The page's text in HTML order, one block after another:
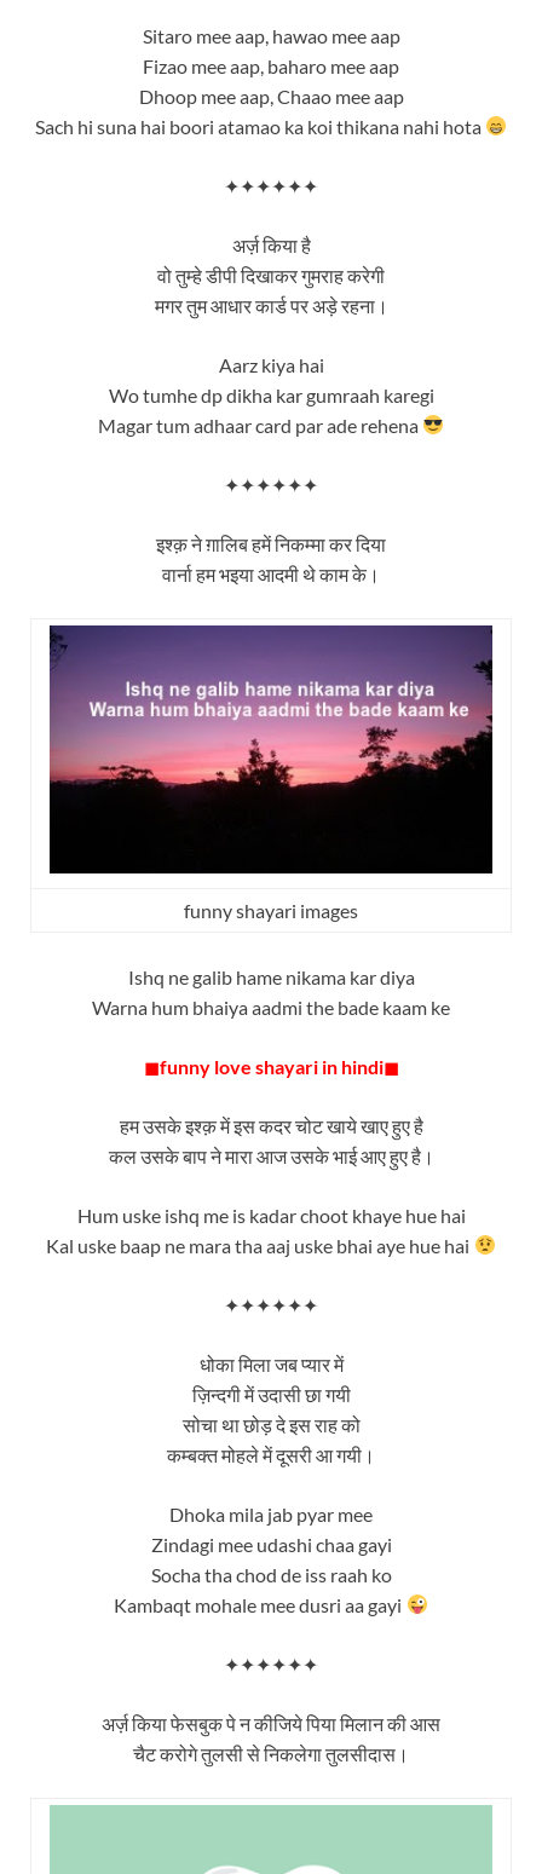
Sitaro mee aap, hawao mee aap
Fizao mee aap, baharo mee aap
Dhoop mee aap, Chaao mee aap
Sach hi suna hai boori atamao ka koi thikana nahi hota
✦✦✦✦✦✦
अर्ज़ किया है
वो तुम्हे डीपी दिखाकर गुमराह करेगी
मगर तुम आधार कार्ड पर अड़े रहना।
Aarz kiya hai
Wo tumhe dp dikha kar gumraah karegi
Magar tum adhaar card par ade rehena
✦✦✦✦✦✦
इश्क़ ने ग़ालिब हमें निकम्मा कर दिया
वार्ना हम भइया आदमी थे काम के।
funny shayari images
Ishq ne galib hame nikama kar diya
Warna hum bhaiya aadmi the bade kaam ke
◼funny love shayari in hindi◼
हम उसके इश्क़ में इस कदर चोट खाये खाए हुए है
कल उसके बाप ने मारा आज उसके भाई आए हुए है।
Hum uske ishq me is kadar choot khaye hue hai
Kal uske baap ne mara tha aaj uske bhai aye hue hai
✦✦✦✦✦✦
धोका मिला जब प्यार में
ज़िन्दगी में उदासी छा गयी
सोचा था छोड़ दे इस राह को
कम्बक्त मोहले में दूसरी आ गयी।
Dhoka mila jab pyar mee
Zindagi mee udashi chaa gayi
Socha tha chod de iss raah ko
Kambaqt mohale mee dusri aa gayi
✦✦✦✦✦✦
अर्ज़ किया फेसबुक पे न कीजिये पिया मिलान की आस
चैट करोगे तुलसी से निकलेगा तुलसीदास।